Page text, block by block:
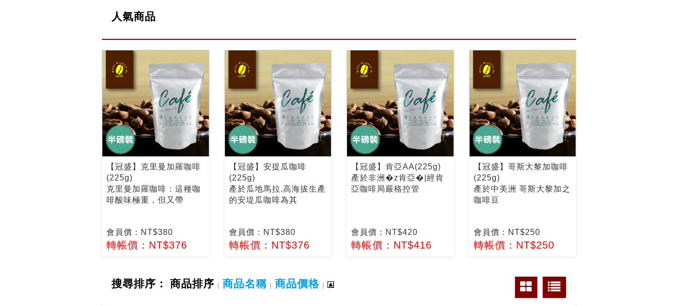
人氣商品
【冠盛】克里曼加羅咖啡
(225g)
克里曼加羅咖啡：這種咖
啡酸味極重，但又帶
會員價：NT$380
轉帳價：NT$376
【冠盛】安提瓜咖啡
(225g)
產於瓜地馬拉,高海拔生產
的安堤瓜咖啡為其
會員價：NT$380
轉帳價：NT$376
【冠盛】肯亞AA(225g)
產於非洲�z肯亞�|經肯
亞咖啡局嚴格控管
會員價：NT$420
轉帳價：NT$416
【冠盛】哥斯大黎加咖啡
(225g)
產於中美洲 哥斯大黎加之
咖啡豆
會員價：NT$250
轉帳價：NT$250
搜尋排序： 商品排序 | 商品名稱 | 商品價格 |